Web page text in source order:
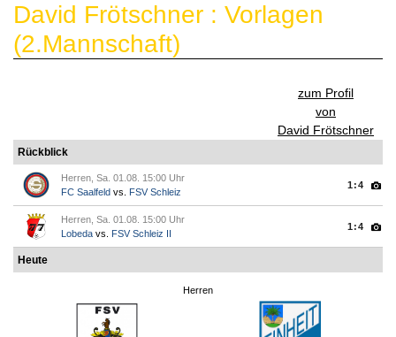
David Frötschner : Vorlagen
(2.Mannschaft)
zum Profil
von
David Frötschner
Rückblick
Herren, Sa. 01.08. 15:00 Uhr
FC Saalfeld vs. FSV Schleiz
1:4
Herren, Sa. 01.08. 15:00 Uhr
Lobeda vs. FSV Schleiz II
1:4
Heute
Herren